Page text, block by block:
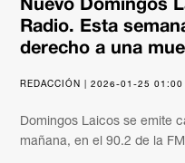
Nuevo Domingos
Radio. Esta
derecho a una
REDACCIÓN | 2026-01-25 01:00
Domingos Laicos se emite
mañana, en el 90.2 de la FM